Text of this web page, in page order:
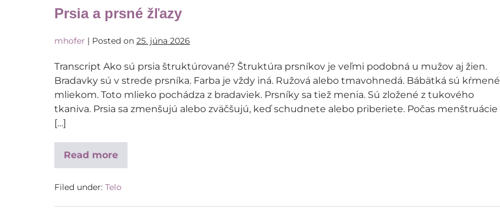
Prsia a prsné žľazy
mhofer | Posted on 25. júna 2026
Transcript Ako sú prsia štruktúrované? Štruktúra prsníkov je veľmi podobná u mužov aj žien.
Bradavky sú v strede prsníka. Farba je vždy iná. Ružová alebo tmavohnedá. Bábätká sú kŕmené
mliekom. Toto mlieko pochádza z bradaviek. Prsníky sa tiež menia. Sú zložené z tukového
tkaniva. Prsia sa zmenšujú alebo zväčšujú, keď schudnete alebo priberiete. Počas menštruácie
[…]
Read more
Filed under: Telo